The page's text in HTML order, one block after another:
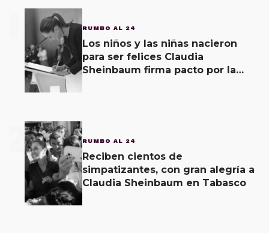
RUMBO AL 24
Los niños y las niñas nacieron
para ser felices Claudia
Sheinbaum firma pacto por la
2 RUMBO AL 24
Reciben cientos de
simpatizantes, con gran alegría a
Claudia Sheinbaum en Tabasco